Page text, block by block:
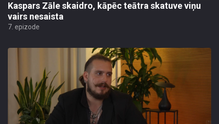
Kaspars Zāle skaidro, kāpēc teātra skatuve viņu
vairs nesaista
7. epizode